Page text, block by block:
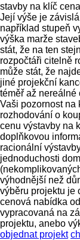
stavby na klíč
Její výše je
například stupeň
výška marže
stát, že na ten
rozpočtáři citelně
může stát, že
jiné projekční
téměř až nereálné
Vaši pozornost na
rozhodování o
cenu výstavby na
doplňkovou
racionální
jednoduchosti
výhodnější než
výběru projektu je
cenová nabídka
vypracovaná na
projektu, anebo
objednat projekt